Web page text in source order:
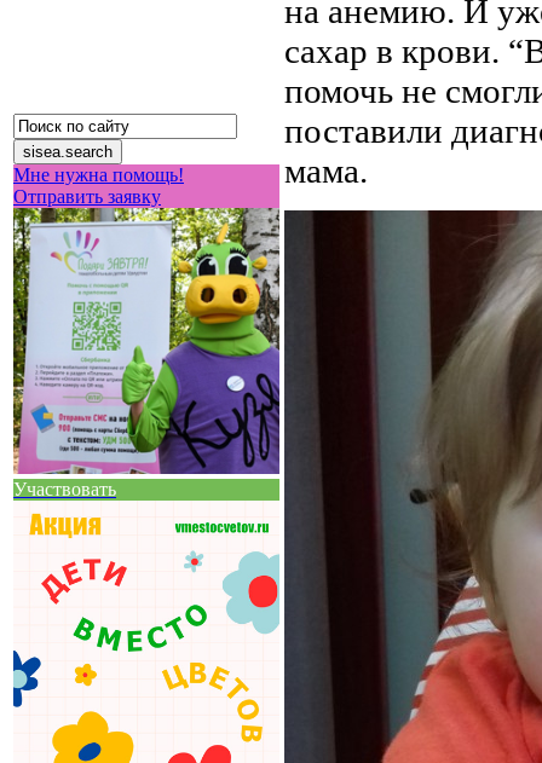
Мне нужна помощь!
Отправить заявку
Участвовать
на анемию. И
сахар в крови.
помочь не
поставили
мама.